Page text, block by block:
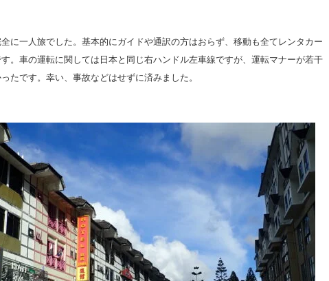
に一人旅でした。基本的にガイドや通訳の方はおらず、移動も全てレンタカー
。車の運転に関しては日本と同じ右ハンドル左車線ですが、運転マナーが若干
たです。幸い、事故などはせずに済みました。